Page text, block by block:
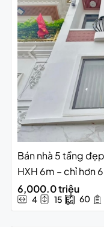
Bán nhà 5 tầng
HXH 6m – chỉ hơn
6,000.0 triệu
4 15 60